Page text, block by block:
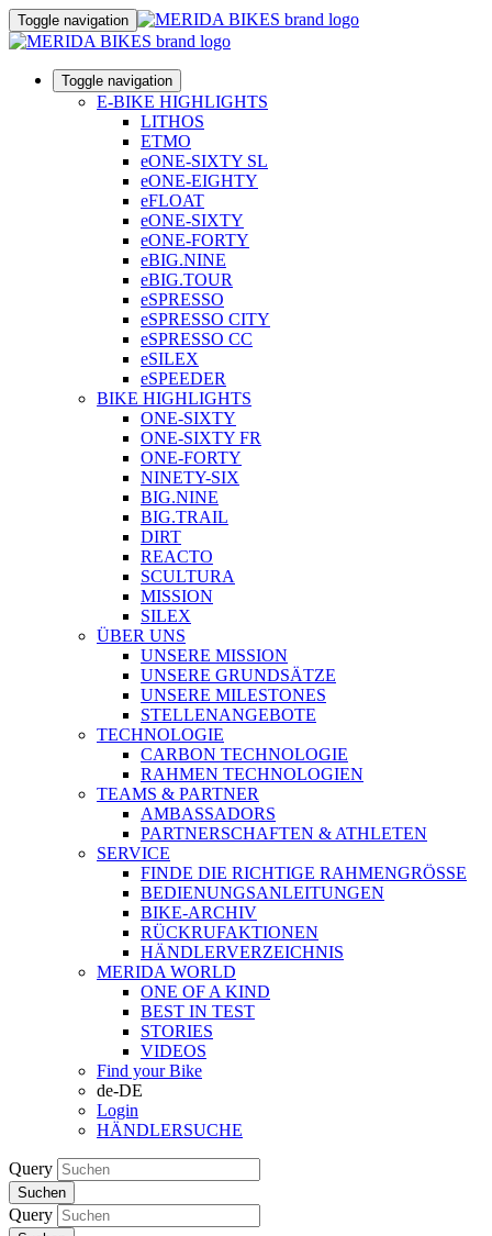
Toggle navigation
Toggle navigation
E-BIKE HIGHLIGHTS
LITHOS
ETMO
eONE-SIXTY SL
eONE-EIGHTY
eFLOAT
eONE-SIXTY
eONE-FORTY
eBIG.NINE
eBIG.TOUR
eSPRESSO
eSPRESSO CITY
eSPRESSO CC
eSILEX
eSPEEDER
BIKE HIGHLIGHTS
ONE-SIXTY
ONE-SIXTY FR
ONE-FORTY
NINETY-SIX
BIG.NINE
BIG.TRAIL
DIRT
REACTO
SCULTURA
MISSION
SILEX
ÜBER UNS
UNSERE MISSION
UNSERE GRUNDSÄTZE
UNSERE MILESTONES
STELLENANGEBOTE
TECHNOLOGIE
CARBON TECHNOLOGIE
RAHMEN TECHNOLOGIEN
TEAMS & PARTNER
AMBASSADORS
PARTNERSCHAFTEN & ATHLETEN
SERVICE
FINDE DIE RICHTIGE RAHMENGRÖSSE
BEDIENUNGSANLEITUNGEN
BIKE-ARCHIV
RÜCKRUFAKTIONEN
HÄNDLERVERZEICHNIS
MERIDA WORLD
ONE OF A KIND
BEST IN TEST
STORIES
VIDEOS
Find your Bike
de-DE
Login
HÄNDLERSUCHE
Query
Suchen
Query